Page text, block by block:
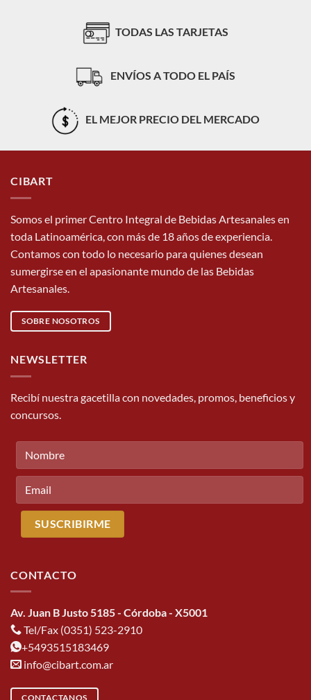
TODAS LAS TARJETAS
ENVÍOS A TODO EL PAÍS
EL MEJOR PRECIO DEL MERCADO
CIBART
Somos el primer Centro Integral de Bebidas Artesanales en
toda Latinoamérica, con más de 18 años de experiencia.
Contamos con todo lo necesario para quienes desean
sumergirse en el apasionante mundo de las Bebidas
Artesanales.
SOBRE NOSOTROS
NEWSLETTER
Recibí nuestra gacetilla con novedades, promos, beneficios y
concursos.
CONTACTO
Av. Juan B Justo 5185 - Córdoba - X5001
Tel/Fax (0351) 523-2910
+5493515183469
info@cibart.com.ar
CONTACTANOS